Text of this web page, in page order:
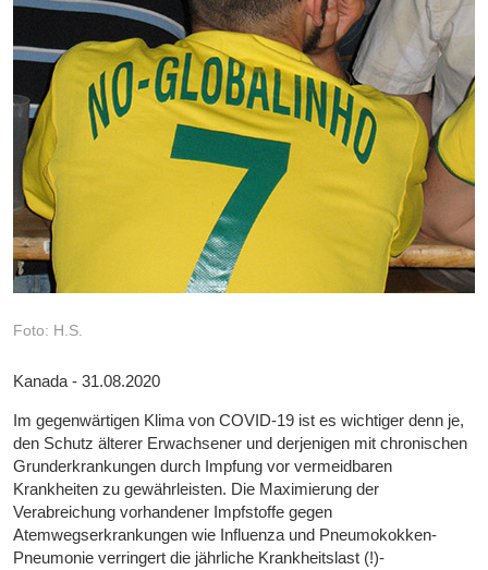
Foto: H.S.
Kanada - 31.08.2020
Im gegenwärtigen Klima von COVID-19 ist es wichtiger denn je,
den Schutz älterer Erwachsener und derjenigen mit chronischen
Grunderkrankungen durch Impfung vor vermeidbaren
Krankheiten zu gewährleisten. Die Maximierung der
Verabreichung vorhandener Impfstoffe gegen
Atemwegserkrankungen wie Influenza und Pneumokokken-
Pneumonie verringert die jährliche Krankheitslast (!)-